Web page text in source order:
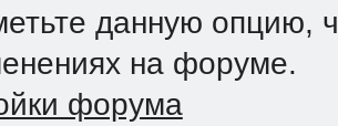
данную опцию,
на форуме.
форума